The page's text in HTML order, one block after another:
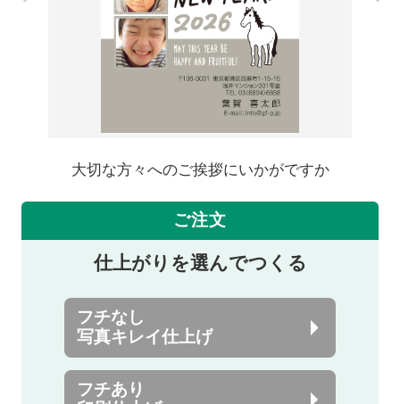
大切な方々へのご挨拶にいかがですか
ご注文
仕上がりを選んでつくる
フチなし
写真キレイ仕上げ
フチあり